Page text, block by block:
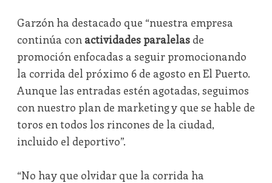
Garzón ha destacado que “nuestra empresa
continúa con actividades paralelasde
promoción enfocadas a seguir promocionando
la corrida del próximo 6 de agosto en El Puerto.
Aunque las entradas estén agotadas, seguimos
con nuestro plan de marketing y que se hable de
toros en todos los rincones de la ciudad,
incluido el deportivo”.
“No hay que olvidar que la corrida ha